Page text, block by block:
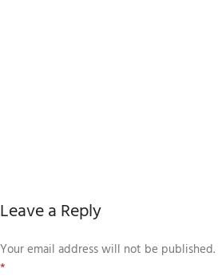
Leave a Reply
Your email address will not be published.
*